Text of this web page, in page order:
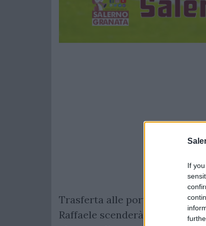
If
Trasferta alle porte per la
Raffaele scenderà in campo